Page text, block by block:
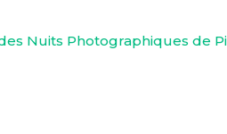
Nuits Photographiques de